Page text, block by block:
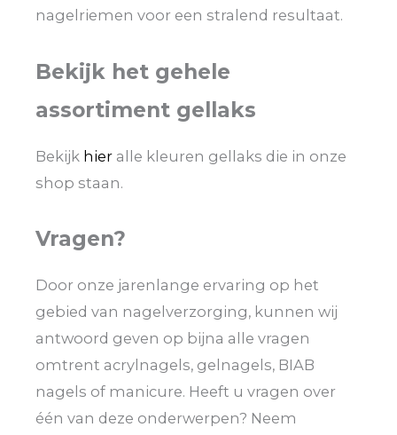
nagelriemen voor een stralend resultaat.
Bekijk het gehele
assortiment gellaks
Bekijk hier alle kleuren gellaks die in onze
shop staan.
Vragen?
Door onze jarenlange ervaring op het
gebied van nagelverzorging, kunnen wij
antwoord geven op bijna alle vragen
omtrent acrylnagels, gelnagels, BIAB
nagels of manicure. Heeft u vragen over
één van deze onderwerpen? Neem